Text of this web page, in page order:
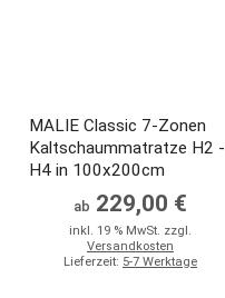
MALIE Classic 7-Zonen
Kaltschaummatratze H2 -
H4 in 100x200cm
ab 229,00 €
inkl. 19 % MwSt. zzgl.
Versandkosten
Lieferzeit: 5-7 Werktage